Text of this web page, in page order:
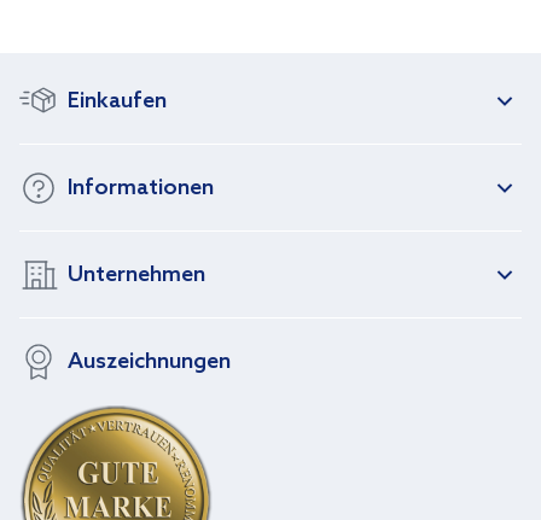
Einkaufen
Informationen
Unternehmen
Auszeichnungen